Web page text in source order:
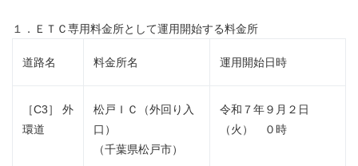
１．ＥＴＣ専用料金所として運用開始する料金所
道路名 料金所名 運用開始日時
［C3］ 外
環道
松戸ＩＣ（外回り入
口）
（千葉県松戸市）
令和７年９月２日
（火） ０時